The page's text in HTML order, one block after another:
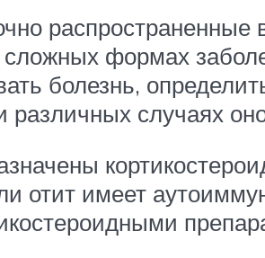
формах
болезнь,
случаях
отит имеет